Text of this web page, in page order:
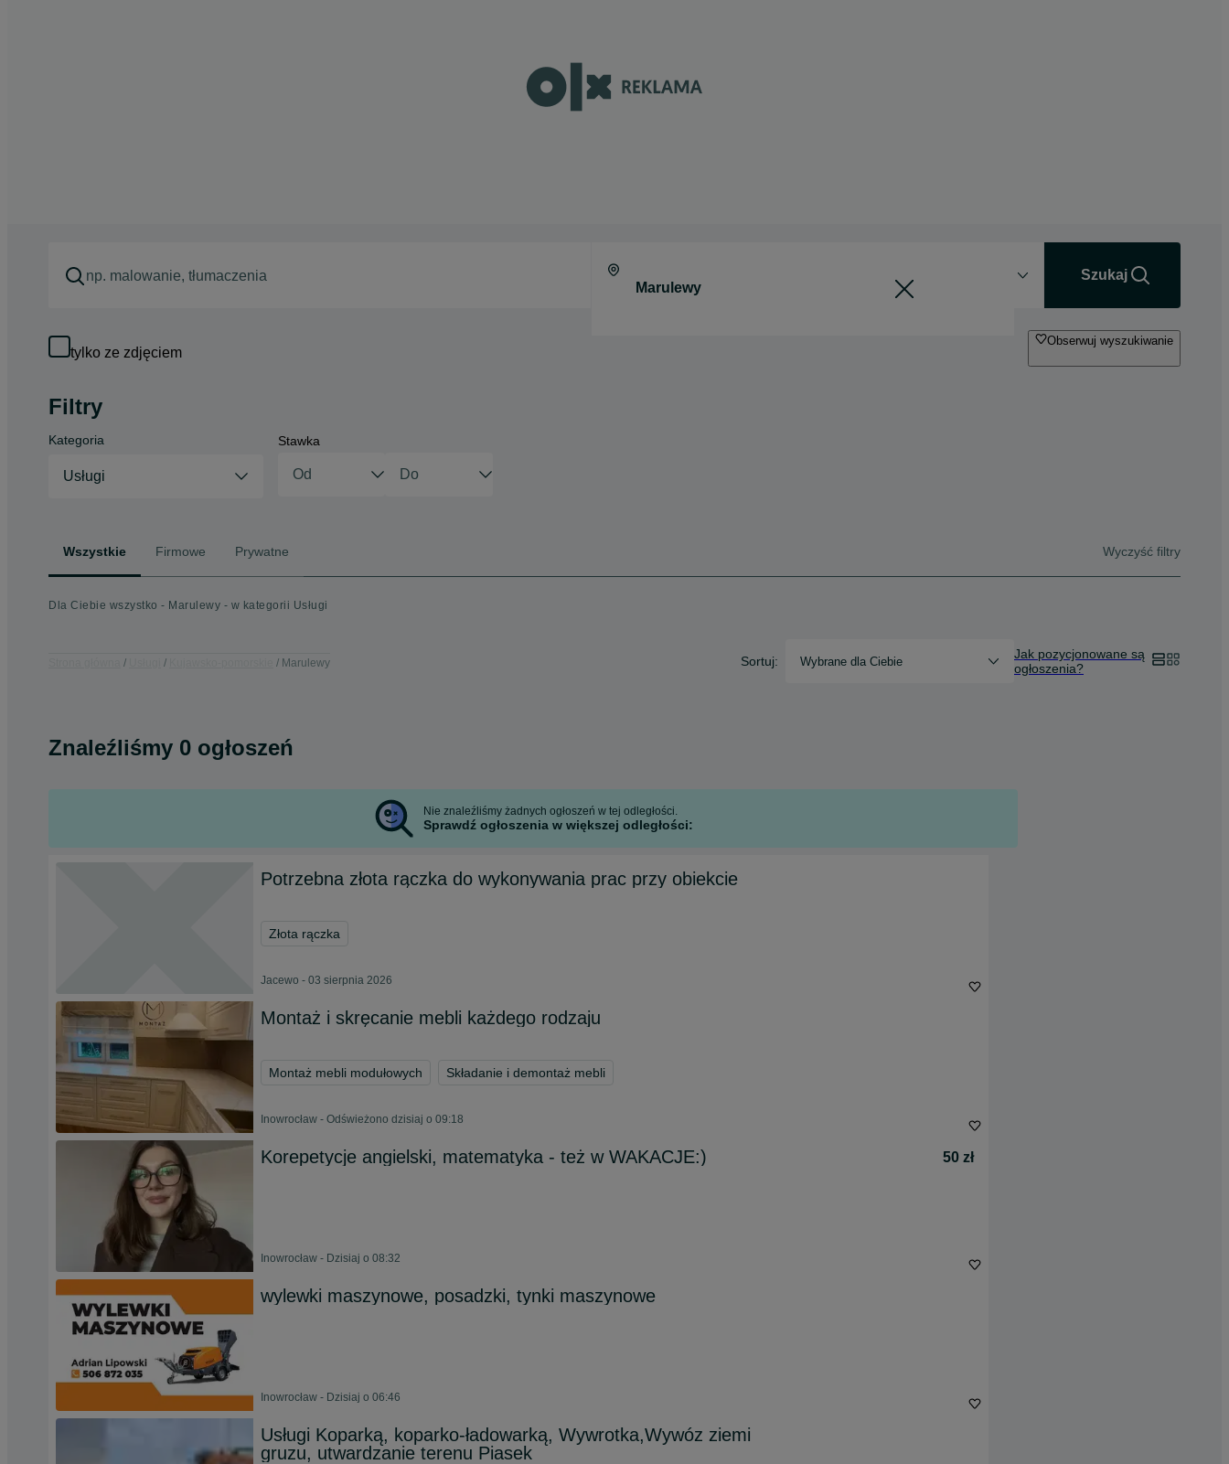
Szukaj
tylko ze zdjęciem
Obserwuj wyszukiwanie
Filtry
Kategoria
Usługi
Stawka
Wszystkie Firmowe Prywatne Wyczyść filtry
Dla Ciebie wszystko - Marulewy - w kategorii Usługi
Marulewy Sortuj: Wybrane dla Ciebie
Jak pozycjonowane są
ogłoszenia?
Znaleźliśmy 0 ogłoszeń
Nie znaleźliśmy żadnych ogłoszeń w tej odległości.
Sprawdź ogłoszenia w większej odległości:
Potrzebna złota rączka do wykonywania prac przy obiekcie
Złota rączka
Jacewo - 03 sierpnia 2026
Montaż i skręcanie mebli każdego rodzaju
Montaż mebli modułowych Składanie i demontaż mebli
Inowrocław - Odświeżono dzisiaj o 09:18
Korepetycje angielski, matematyka - też w WAKACJE:) 50 zł
Inowrocław - Dzisiaj o 08:32
wylewki maszynowe, posadzki, tynki maszynowe
Inowrocław - Dzisiaj o 06:46
Usługi Koparką, koparko-ładowarką, Wywrotka,Wywóz ziemi
gruzu, utwardzanie terenu Piasek